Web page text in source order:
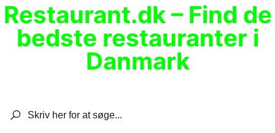
Restaurant.dk – Find de
bedste restauranter i
Danmark